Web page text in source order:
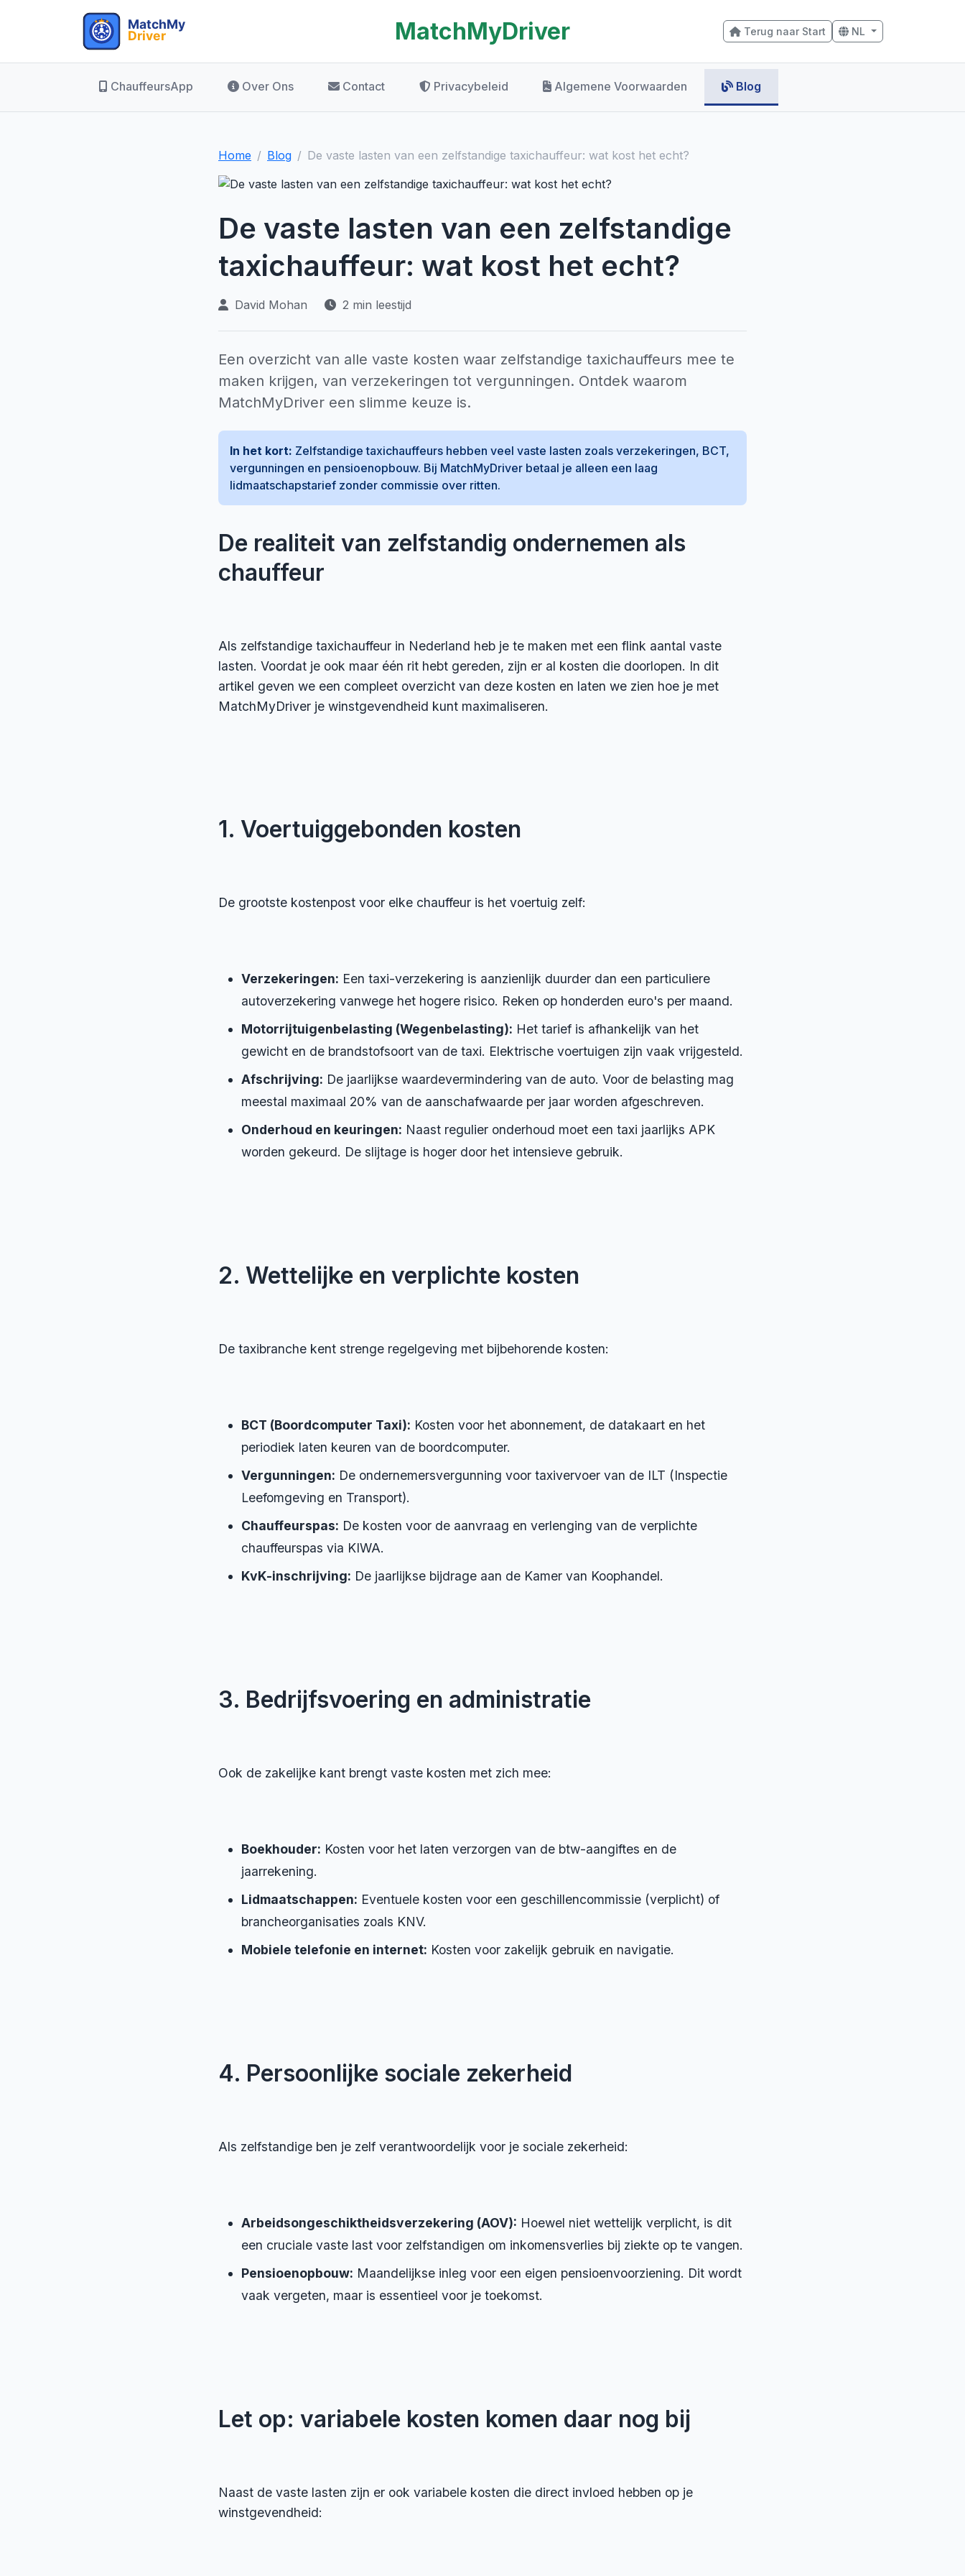
MatchMyDriver Terug naar Start NL
ChauffeursApp Over Ons Contact Privacybeleid Algemene Voorwaarden Blog
Home Blog De vaste lasten van een zelfstandige taxichauffeur: wat kost het echt?
De vaste lasten van een zelfstandige
taxichauffeur: wat kost het echt?
David Mohan 2 min leestijd
Een overzicht van alle vaste kosten waar zelfstandige taxichauffeurs mee te
maken krijgen, van verzekeringen tot vergunningen. Ontdek waarom
MatchMyDriver een slimme keuze is.
In het kort: Zelfstandige taxichauffeurs hebben veel vaste lasten zoals verzekeringen, BCT,
vergunningen en pensioenopbouw. Bij MatchMyDriver betaal je alleen een laag
lidmaatschapstarief zonder commissie over ritten.
De realiteit van zelfstandig ondernemen als
chauffeur
Als zelfstandige taxichauffeur in Nederland heb je te maken met een flink aantal vaste
lasten. Voordat je ook maar één rit hebt gereden, zijn er al kosten die doorlopen. In dit
artikel geven we een compleet overzicht van deze kosten en laten we zien hoe je met
MatchMyDriver je winstgevendheid kunt maximaliseren.
1. Voertuiggebonden kosten
De grootste kostenpost voor elke chauffeur is het voertuig zelf:
Verzekeringen: Een taxi-verzekering is aanzienlijk duurder dan een particuliere
autoverzekering vanwege het hogere risico. Reken op honderden euro's per maand.
Motorrijtuigenbelasting (Wegenbelasting): Het tarief is afhankelijk van het
gewicht en de brandstofsoort van de taxi. Elektrische voertuigen zijn vaak vrijgesteld.
Afschrijving: De jaarlijkse waardevermindering van de auto. Voor de belasting mag
meestal maximaal 20% van de aanschafwaarde per jaar worden afgeschreven.
Onderhoud en keuringen: Naast regulier onderhoud moet een taxi jaarlijks APK
worden gekeurd. De slijtage is hoger door het intensieve gebruik.
2. Wettelijke en verplichte kosten
De taxibranche kent strenge regelgeving met bijbehorende kosten:
BCT (Boordcomputer Taxi): Kosten voor het abonnement, de datakaart en het
periodiek laten keuren van de boordcomputer.
Vergunningen: De ondernemersvergunning voor taxivervoer van de ILT (Inspectie
Leefomgeving en Transport).
Chauffeurspas: De kosten voor de aanvraag en verlenging van de verplichte
chauffeurspas via KIWA.
KvK-inschrijving: De jaarlijkse bijdrage aan de Kamer van Koophandel.
3. Bedrijfsvoering en administratie
Ook de zakelijke kant brengt vaste kosten met zich mee:
Boekhouder: Kosten voor het laten verzorgen van de btw-aangiftes en de
jaarrekening.
Lidmaatschappen: Eventuele kosten voor een geschillencommissie (verplicht) of
brancheorganisaties zoals KNV.
Mobiele telefonie en internet: Kosten voor zakelijk gebruik en navigatie.
4. Persoonlijke sociale zekerheid
Als zelfstandige ben je zelf verantwoordelijk voor je sociale zekerheid:
Arbeidsongeschiktheidsverzekering (AOV): Hoewel niet wettelijk verplicht, is dit
een cruciale vaste last voor zelfstandigen om inkomensverlies bij ziekte op te vangen.
Pensioenopbouw: Maandelijkse inleg voor een eigen pensioenvoorziening. Dit wordt
vaak vergeten, maar is essentieel voor je toekomst.
Let op: variabele kosten komen daar nog bij
Naast de vaste lasten zijn er ook variabele kosten die direct invloed hebben op je
winstgevendheid: